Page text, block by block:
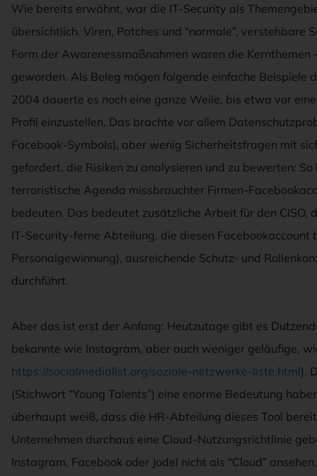
Wie bereits erwähnt, war die IT-Security als
übersichtlich. Viren, Patches und “normale”, verstehbare
Form der Awarenessmaßnahmen waren die
geworden. Als Beleg mögen folgende einfache Beispiele
2004 dauerte es noch eine ganze Weile, bis etwa vor
Profil einzustellen. Das brachte vor allem
Facebook-Symbols), aber wenig Sicherheitsfragen mit
gefordert, die Risiken zu analysieren und zu bewerten:
terroristische Agenda missbrauchter Firmen-
bedeuten. Das bedeutet zusätzliche Arbeit für den
IT-Security-ferne Abteilung, die diesen Facebookaccount
Personalgewinnung), ausreichende Schutz- und
durchführt.
Aber das ist erst der Anfang: Heutzutage gibt es
bekannte wie Instagram, aber auch weniger geläufige,
https://socialmedialist.org/soziale-netzwerke-liste.html).
(Stichwort “Young Talents”) eine enorme Bedeutung
überhaupt weiß, dass die HR-Abteilung dieses Tool
Unternehmen durchaus eine Cloud-Nutzungsrichtlinie
Instagram, Facebook oder Jodel nicht als “Cloud”